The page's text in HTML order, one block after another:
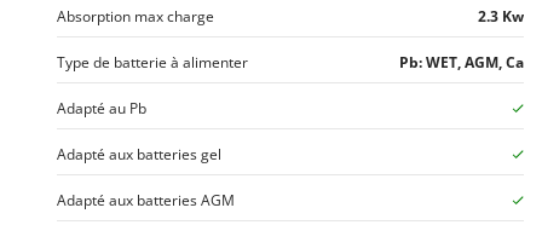
MAMMAMIA
Marcato
Master
Mastercook
Masterpro
Absorption max charge 2.3 Kw
Type de batterie à alimenter Pb: WET, AGM, Ca
Adapté au Pb
Adapté aux batteries gel
Adapté aux batteries AGM